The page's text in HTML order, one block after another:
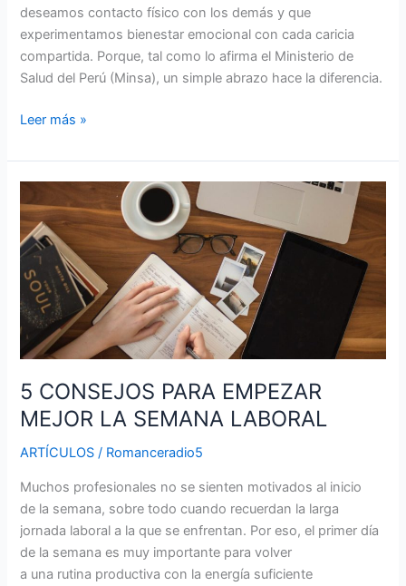
deseamos contacto físico con los demás y que
experimentamos bienestar emocional con cada caricia
compartida. Porque, tal como lo afirma el Ministerio de
Salud del Perú (Minsa), un simple abrazo hace la diferencia.
Leer más »
5 CONSEJOS PARA EMPEZAR
MEJOR LA SEMANA LABORAL
ARTÍCULOS / Romanceradio5
Muchos profesionales no se sienten motivados al inicio
de la semana, sobre todo cuando recuerdan la larga
jornada laboral a la que se enfrentan. Por eso, el primer día
de la semana es muy importante para volver
a una rutina productiva con la energía suficiente
CONSEJOS
PARA
EMPEZAR
MEJOR
LA
SEMANA
LABORAL